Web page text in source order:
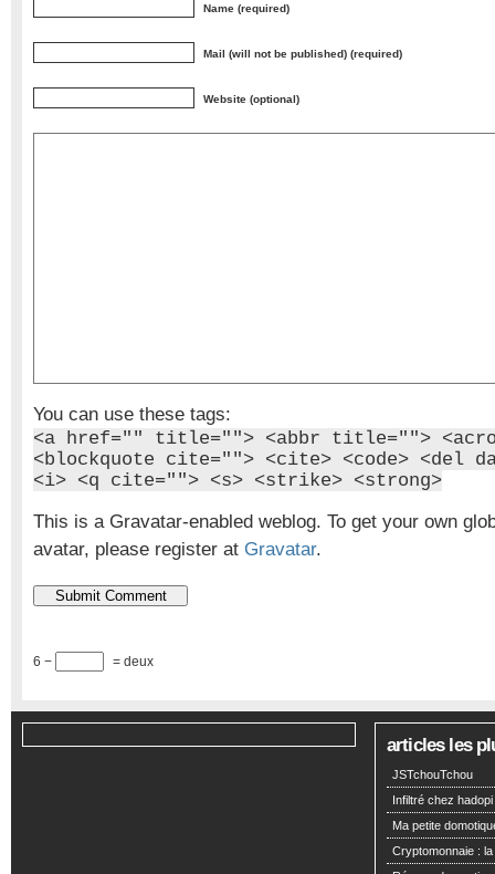
Name (required)
Mail (will not be published) (required)
Website (optional)
You can use these tags:
<a href="" title=""> <abbr title="">
<blockquote cite=""> <cite> <code> <del
<i> <q cite=""> <s> <strike> <strong>
This is a Gravatar-enabled weblog. To get your own
avatar, please register at Gravatar.
6 − = deux
articles les
JSTchouTchou
Infiltré chez hadopi
Ma petite
Cryptomonnaie :